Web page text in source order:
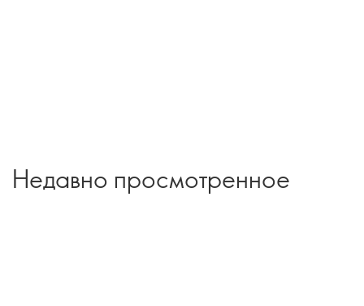
Недавно просмотренное